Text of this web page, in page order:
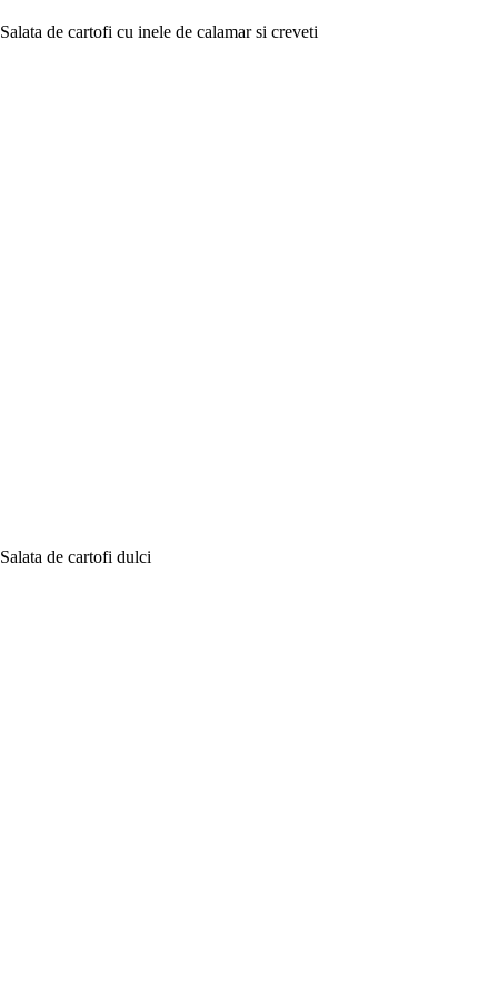
Salata de cartofi cu inele de calamar si creveti
Salata de cartofi dulci